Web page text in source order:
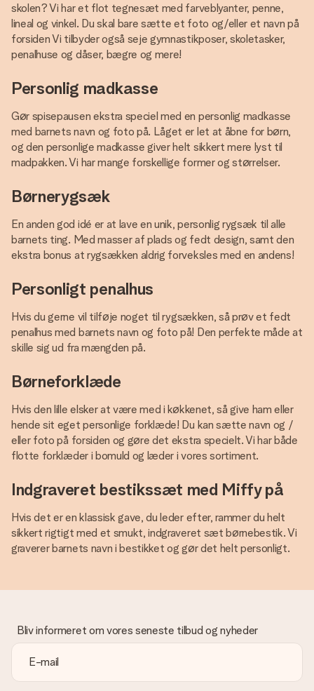
skolen? Vi har et flot tegnesæt med farveblyanter, penne,
lineal og vinkel. Du skal bare sætte et foto og/eller et navn på
forsiden Vi tilbyder også seje gymnastikposer, skoletasker,
penalhuse og dåser, bægre og mere!
Personlig madkasse
Gør spisepausen ekstra speciel med en personlig madkasse
med barnets navn og foto på. Låget er let at åbne for børn,
og den personlige madkasse giver helt sikkert mere lyst til
madpakken. Vi har mange forskellige former og størrelser.
Børnerygsæk
En anden god idé er at lave en unik, personlig rygsæk til alle
barnets ting. Med masser af plads og fedt design, samt den
ekstra bonus at rygsækken aldrig forveksles med en andens!
Personligt penalhus
Hvis du gerne vil tilføje noget til rygsækken, så prøv et fedt
penalhus med barnets navn og foto på! Den perfekte måde at
skille sig ud fra mængden på.
Børneforklæde
Hvis den lille elsker at være med i køkkenet, så give ham eller
hende sit eget personlige forklæde! Du kan sætte navn og /
eller foto på forsiden og gøre det ekstra specielt. Vi har både
flotte forklæder i bomuld og læder i vores sortiment.
Indgraveret bestikssæt med Miffy på
Hvis det er en klassisk gave, du leder efter, rammer du helt
sikkert rigtigt med et smukt, indgraveret sæt børnebestik. Vi
graverer barnets navn i bestikket og gør det helt personligt.
Bliv informeret om vores seneste tilbud og nyheder